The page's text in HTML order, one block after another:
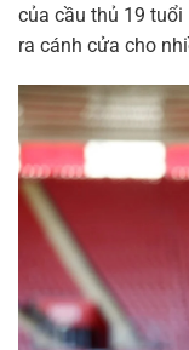
của cầu thủ 19
ra cánh cửa cho